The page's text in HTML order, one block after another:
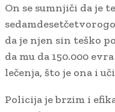
On se sumnjiči da je
da je njen sin teško
da mu da 150.000
lečenja, što je ona i
Policija je brzim i